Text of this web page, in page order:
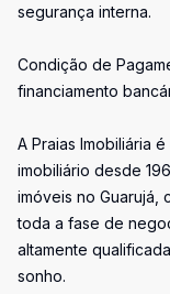
segurança interna.
Condição de
financiamento
A Praias Imobiliária
imobiliário desde
imóveis no Guarujá,
toda a fase de
altamente
sonho.